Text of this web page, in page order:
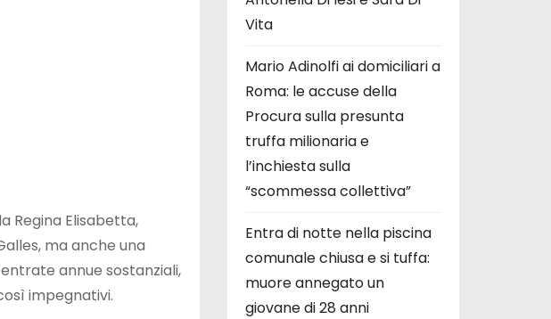
Regina Elisabetta,
ma anche una
annue sostanziali,
impegnativi.
Vita
Mario Adinolfi ai domiciliari a
Roma: le accuse della
Procura sulla presunta
truffa milionaria e
l’inchiesta sulla
“scommessa collettiva”
Entra di notte nella piscina
comunale chiusa e si tuffa:
muore annegato un
giovane di 28 anni